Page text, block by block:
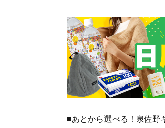
■あとから選べる！泉佐野